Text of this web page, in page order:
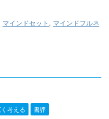
マインドセット , マインドフルネ
考える 書評